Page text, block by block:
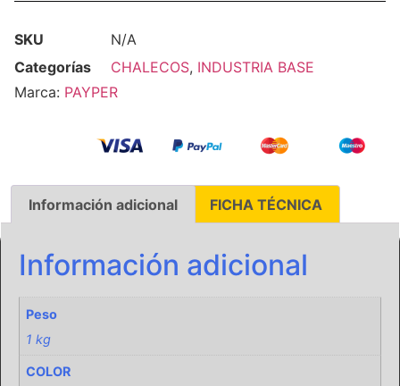
SKU
N/A
Categorías
CHALECOS, INDUSTRIA BASE
Marca: PAYPER
Información adicional FICHA TÉCNICA
Información adicional
Peso
1 kg
COLOR